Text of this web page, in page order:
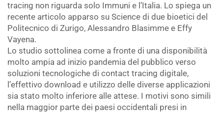
tracing non riguarda solo Immuni e l’Italia. Lo spiega un
recente articolo apparso su Science di due bioetici del
Politecnico di Zurigo, Alessandro Blasimme e Effy
Vayena.
Lo studio sottolinea come a fronte di una disponibilità
molto ampia ad inizio pandemia del pubblico verso
soluzioni tecnologiche di contact tracing digitale,
l’effettivo download e utilizzo delle diverse applicazioni
sia stato molto inferiore alle attese. I motivi sono simili
nella maggior parte dei paesi occidentali presi in